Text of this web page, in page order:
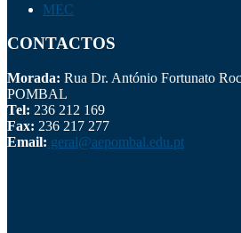
MEC
CONTACTOS
Morada: Rua Dr. António Fortunato
POMBAL
Tel: 236 212 169
Fax: 236 217 277
Email: geral@aepombal.edu.pt